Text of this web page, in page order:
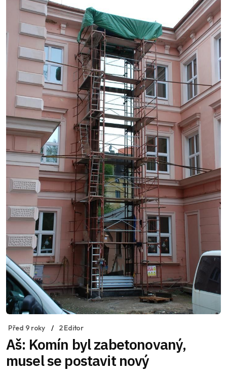
Před 9 roky 2 Editor
Aš: Komín byl zabetonovaný,
musel se postavit nový